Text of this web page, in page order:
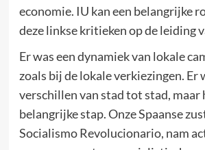
economie. IU kan een belangrijke
deze linkse kritieken op de leiding
Er was een dynamiek van lokale
zoals bij de lokale verkiezingen. Er
verschillen van stad tot stad, maar
belangrijke stap. Onze Spaanse
Socialismo Revolucionario, nam